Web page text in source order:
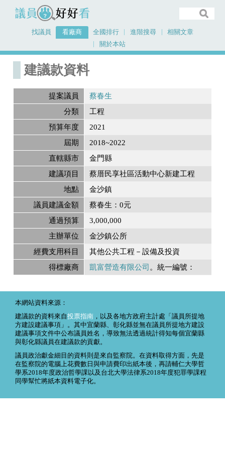
議員好好看
找議員 看廠商 全國排行 進階搜尋
相關文章
關於本站
首頁
建議款資料
提案議員
蔡春生
分類
工程
預算年度
2021
屆期
2018~2022
直轄縣市
金門縣
建議項目
蔡厝民享社區活動中心新建工程
地點
金沙鎮
議員建議金額
蔡春生：0元
通過預算
3,000,000
主辦單位
金沙鎮公所
經費支用科目
其他公共工程－設備及投資
得標廠商
凱富營造有限公司 。統一編號：
本網站資料來源：
建議款的資料來自投票指南 ，以及各地方政府主計處「議員所提地
方建設建議事項」。其中宜蘭縣、彰化縣並無在議員所提地方建設
建議事項文件中公布議員姓名，導致無法透過統計得知每個宜蘭縣
與彰化縣議員在建議款的貢獻。
議員政治獻金細目的資料則是來自監察院。在資料取得方面，先是
在監察院的電腦上花費數日與申請費印出紙本後，再請輔仁大學哲
學系2018年度政治哲學課以及台北大學法律系2018年度犯罪學課程
同學幫忙將紙本資料電子化。